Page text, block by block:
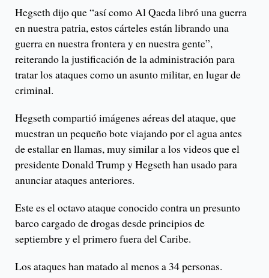
Hegseth dijo que “así como Al Qaeda libró una guerra
en nuestra patria, estos cárteles están librando una
guerra en nuestra frontera y en nuestra gente”,
reiterando la justificación de la administración para
tratar los ataques como un asunto militar, en lugar de
criminal.
Hegseth compartió imágenes aéreas del ataque, que
muestran un pequeño bote viajando por el agua antes
de estallar en llamas, muy similar a los videos que el
presidente Donald Trump y Hegseth han usado para
anunciar ataques anteriores.
Este es el octavo ataque conocido contra un presunto
barco cargado de drogas desde principios de
septiembre y el primero fuera del Caribe.
Los ataques han matado al menos a 34 personas.